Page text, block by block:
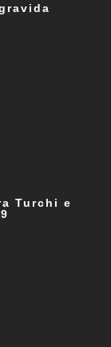
Turchi e